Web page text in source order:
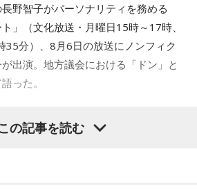
事だったんですけど、そのお仕事が
帰って、ちょっとだけ（愛猫の）まろ
それで、その次の日にライブをし
て、帰ったという大阪ライフでした
き？ ないとき？」っていうCMがある
野智子がパーソナリティを務める
」（文化放送・月曜日15時～17時、
35分）、8月6日の放送にノンフィク
出演。地方議会における「ドン」と
った。
受疑惑です。その渦中にいる藏内勇
の記事を読む